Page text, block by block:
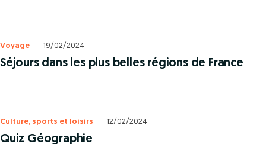
Voyage 19/02/2024
Séjours dans les plus belles régions de France
Culture, sports et loisirs 12/02/2024
Quiz Géographie